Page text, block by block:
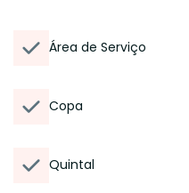
Área de Serviço
Copa
Quintal